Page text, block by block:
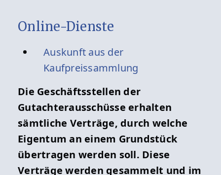
Online-Dienste
Auskunft aus der
Kaufpreissammlung
Die Geschäftsstellen der
Gutachterausschüsse erhalten
sämtli­che Verträge, durch welche
Eigentum an einem Grundstück
über­tra­gen werden soll. Diese
Verträge werden gesammelt und im